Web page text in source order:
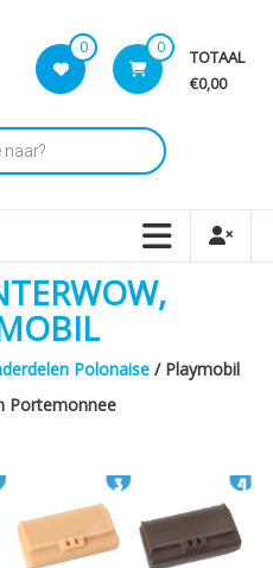
0 0 TOTAAL
€0,00
Polonaise / Playmobil
Portemonnee